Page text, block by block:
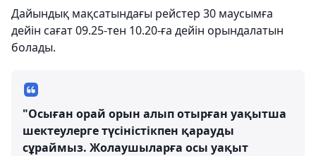
Дайындық мақсатындағы рейстер 30 маусымға
дейін сағат 09.25-тен 10.20-ға дейін орындалатын
болады.
"Осыған орай орын алып отырған уақытша
шектеулерге түсіністікпен қарауды
сұраймыз. Жолаушыларға осы уақыт